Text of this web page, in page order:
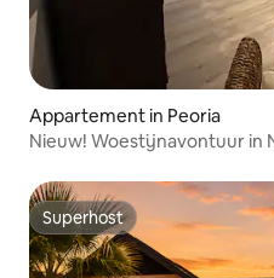
Appartement in Peoria
Nieuw! Woestijnavontuur in
Superhost
Superhost